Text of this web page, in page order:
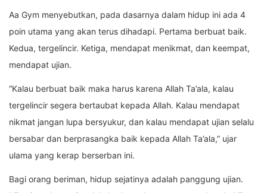
Aa Gym menyebutkan, pada dasarnya dalam hidup ini ada 4
poin utama yang akan terus dihadapi. Pertama berbuat baik.
Kedua, tergelincir. Ketiga, mendapat menikmat, dan keempat,
mendapat ujian.
“Kalau berbuat baik maka harus karena Allah Ta’ala, kalau
tergelincir segera bertaubat kepada Allah. Kalau mendapat
nikmat jangan lupa bersyukur, dan kalau mendapat ujian selalu
bersabar dan berprasangka baik kepada Allah Ta’ala,” ujar
ulama yang kerap berserban ini.
Bagi orang beriman, hidup sejatinya adalah panggung ujian.